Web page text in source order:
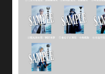
最新カテゴリー